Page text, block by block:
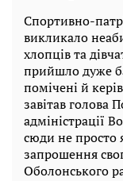
Спортивно-
викликало
хлопців та
прийшло дуже
помічені й
завітав голова
адміністрації
сюди не просто
запрошення
Оболонського